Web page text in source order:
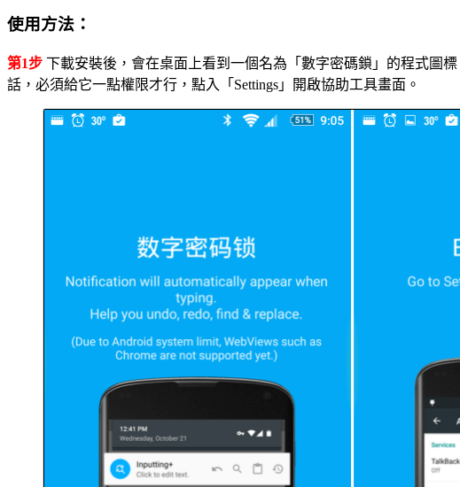
使用方法：
第1步 下載安裝後，會在桌面上看到一個名為「數字密碼鎖」的程式圖
話，必須給它一點權限才行，點入「Settings」開啟協助工具畫面。